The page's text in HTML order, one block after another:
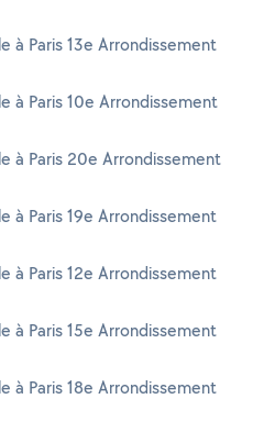
à Paris 13e Arrondissement
à Paris 10e Arrondissement
à Paris 20e Arrondissement
à Paris 19e Arrondissement
à Paris 12e Arrondissement
à Paris 15e Arrondissement
à Paris 18e Arrondissement